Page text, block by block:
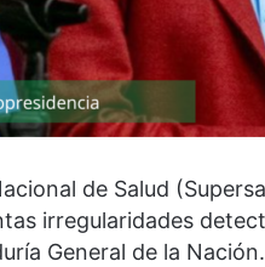
de Salud
irregularidades
General de la